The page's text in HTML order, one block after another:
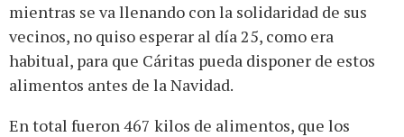
mientras se va llenando con la solidaridad de sus
vecinos, no quiso esperar al día 25, como era
habitual, para que Cáritas pueda disponer de estos
alimentos antes de la Navidad.
En total fueron 467 kilos de alimentos, que los